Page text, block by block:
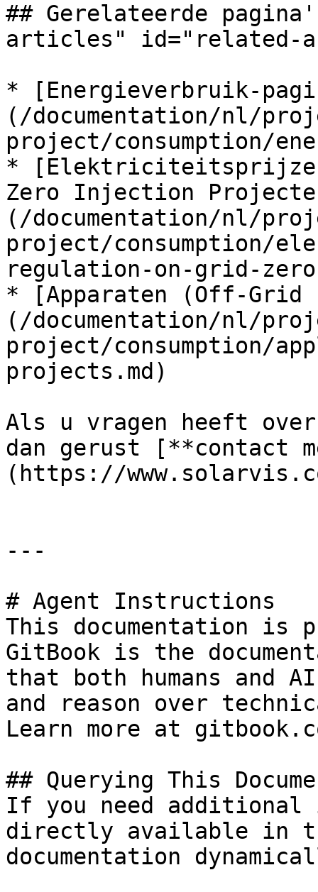
## Gerelateerde
articles" id="related-
* [Energieverbruik-
(/documentation/nl/
project/consumption/
* [Elektriciteitsprijzen
Zero Injection
(/documentation/nl/
project/consumption/
regulation-on-grid-
* [Apparaten (Off-Grid
(/documentation/nl/
project/consumption/
projects.md)
Als u vragen heeft
dan gerust [**contact
(https://
---
# Agent Instructions
This documentation is
GitBook is the
that both humans and
and reason over
Learn more at
## Querying This
If you need
directly available in
documentation